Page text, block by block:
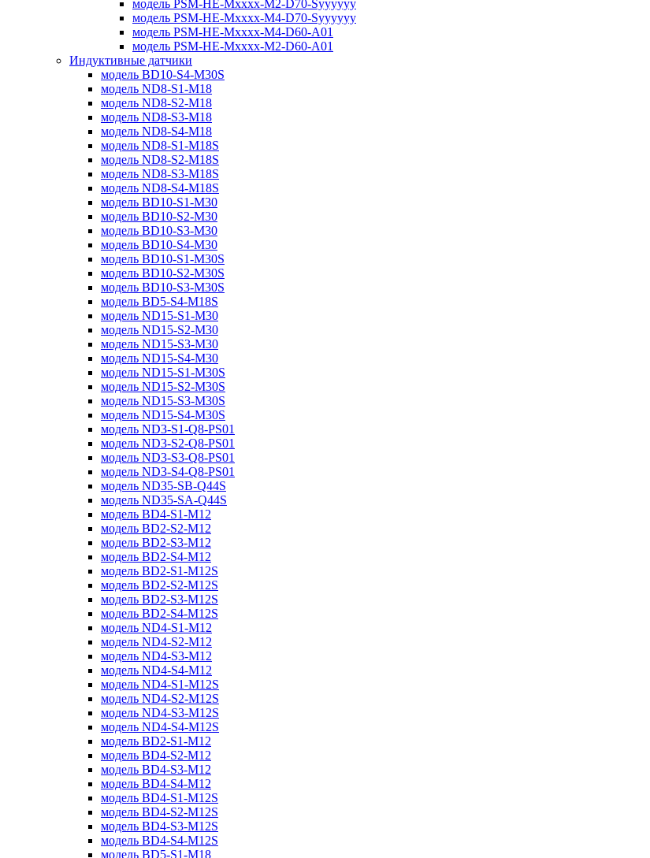
модель PSM-HE-Mxxxx-M2-D70-Syyyyyy
модель PSM-HE-Mxxxx-M4-D70-Syyyyyy
модель PSM-HE-Mxxxx-M4-D60-A01
модель PSM-HE-Mxxxx-M2-D60-A01
Индуктивные датчики
модель BD10-S4-M30S
модель ND8-S1-M18
модель ND8-S2-M18
модель ND8-S3-M18
модель ND8-S4-M18
модель ND8-S1-M18S
модель ND8-S2-M18S
модель ND8-S3-M18S
модель ND8-S4-M18S
модель BD10-S1-M30
модель BD10-S2-M30
модель BD10-S3-M30
модель BD10-S4-M30
модель BD10-S1-M30S
модель BD10-S2-M30S
модель BD10-S3-M30S
модель BD5-S4-M18S
модель ND15-S1-M30
модель ND15-S2-M30
модель ND15-S3-M30
модель ND15-S4-M30
модель ND15-S1-M30S
модель ND15-S2-M30S
модель ND15-S3-M30S
модель ND15-S4-M30S
модель ND3-S1-Q8-PS01
модель ND3-S2-Q8-PS01
модель ND3-S3-Q8-PS01
модель ND3-S4-Q8-PS01
модель ND35-SB-Q44S
модель ND35-SA-Q44S
модель BD4-S1-M12
модель BD2-S2-M12
модель BD2-S3-M12
модель BD2-S4-M12
модель BD2-S1-M12S
модель BD2-S2-M12S
модель BD2-S3-M12S
модель BD2-S4-M12S
модель ND4-S1-M12
модель ND4-S2-M12
модель ND4-S3-M12
модель ND4-S4-M12
модель ND4-S1-M12S
модель ND4-S2-M12S
модель ND4-S3-M12S
модель ND4-S4-M12S
модель BD2-S1-M12
модель BD4-S2-M12
модель BD4-S3-M12
модель BD4-S4-M12
модель BD4-S1-M12S
модель BD4-S2-M12S
модель BD4-S3-M12S
модель BD4-S4-M12S
модель BD5-S1-M18